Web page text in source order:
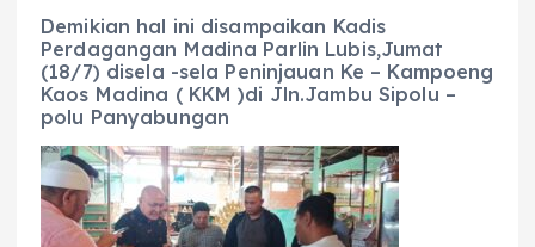
Demikian hal ini disampaikan Kadis
Perdagangan Madina Parlin Lubis,Jumat
(18/7) disela -sela Peninjauan Ke – Kampoeng
Kaos Madina ( KKM )di Jln.Jambu Sipolu –
polu Panyabungan